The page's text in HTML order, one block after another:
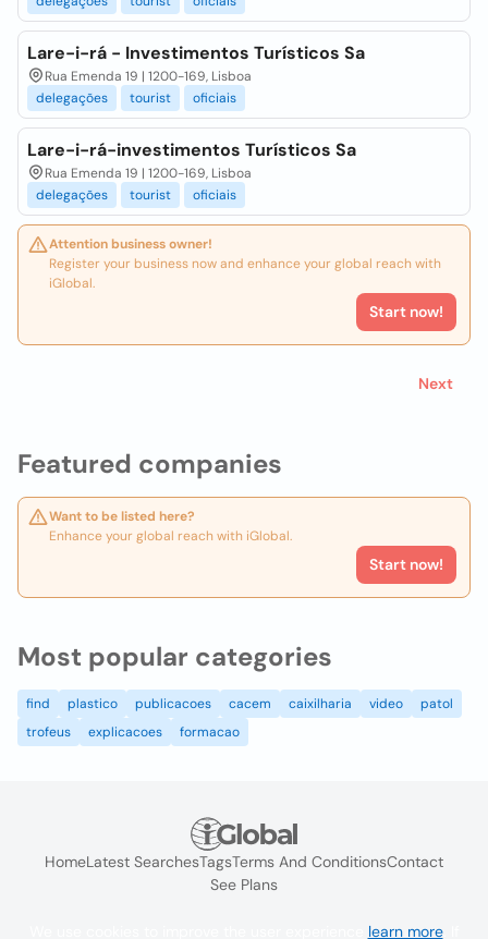
Featured companies
Want to be listed here?
Enhance your global reach with iGlobal.
Start now!
Lare-i-rá - Investimentos Turísticos Sa
Rua Emenda 19 | 1200-169, Lisboa
delegações
tourist oficiais
Lare-i-rá-investimentos Turísticos Sa
Rua Emenda 19 | 1200-169, Lisboa
delegações
tourist oficiais
Attention business owner!
Register your business now and enhance your global reach with
iGlobal.
Start now!
Next
Most popular categories
find plastico publicacoes cacem caixilharia video
patol
trofeus
explicacoes formacao
HomeLatest SearchesTagsTerms And ConditionsContact
See Plans
learn more. If